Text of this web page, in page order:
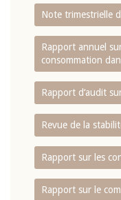
Note trimestrielle
Rapport annuel
consommation
Rapport d‘audit
Revue de la
Rapport sur les
Rapport sur le